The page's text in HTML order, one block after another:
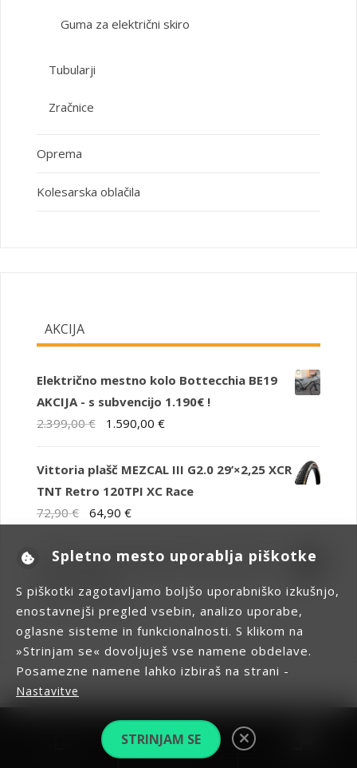
Guma za električni skiro
Tubularji
Zračnice
Oprema
Kolesarska oblačila
AKCIJA
Električno mestno kolo Bottecchia BE19
AKCIJA - s subvencijo 1.190€ !
2.399,00€
Izvirna
je
bila:
2.399,00 €.
1.590,00€Trenutna
je:
1.590,00 €.
Vittoria plašč MEZCAL III G2.0 29’×2,25 XCR
TNT Retro 120TPI XC Race
72,90€
Izvirna
je
72,90 €.
64,90€Trenutna
je:
Vittoria plašč SYERRA G2.0 29’×2,4 TLR +
Izvirna
cena
bila:
39,90 €Trenutna
cena
je:
39,90 €.
Copyright 2026 DenSports | Hiša koles, servis koles. servis smuči, e-
Spletno mesto uporablja piškotke
S piškotki zagotavljamo boljšo uporabniško izkušnjo,
enostavnejši pregled vsebin, analizo uporabe,
oglasne sisteme in funkcionalnosti. S klikom na
»Strinjam se« dovoljuješ vse namene obdelave.
Posamezne namene lahko izbiraš na strani -
Nastavitve
STRINJAM SE